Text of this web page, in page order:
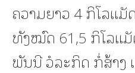
ຄວາມຍາວ 4 ກິໂລແ
ທັງໝົດ 61,5 ກິໂລແ
ພັນນີ ວໍລະກິດ ກໍ່ສ້າງ